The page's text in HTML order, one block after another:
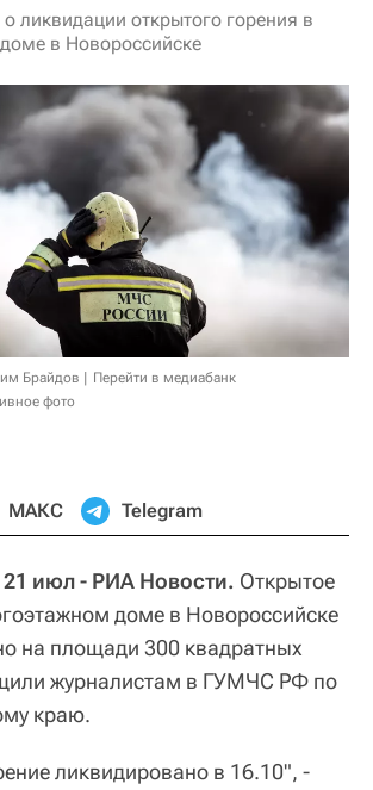
ликвидации открытого горения в
в Новороссийске
Брайдов
Перейти в медиабанк
фото
МАКС Telegram
июл - РИА Новости. Открытое
доме в Новороссийске
на площади 300 квадратных
журналистам в ГУМЧС РФ по
краю.
ликвидировано в 16.10", -